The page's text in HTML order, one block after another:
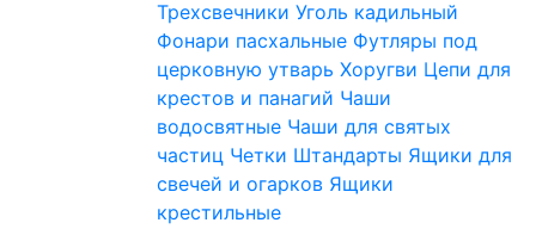
Трехсвечники Уголь кадильный
Фонари пасхальные Футляры под
церковную утварь Хоругви Цепи для
крестов и панагий Чаши
водосвятные Чаши для святых
частиц Четки Штандарты Ящики для
свечей и огарков Ящики
крестильные